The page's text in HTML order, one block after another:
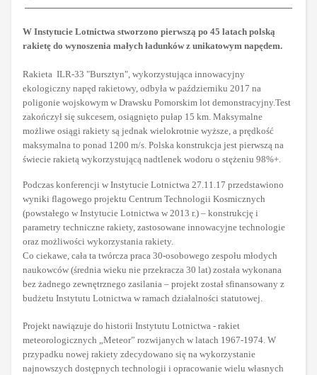
W Instytucie Lotnictwa stworzono pierwszą po 45 latach polską
rakietę do wynoszenia małych ładunków z unikatowym napędem.
Rakieta ILR-33 "Bursztyn", wykorzystująca innowacyjny
ekologiczny napęd rakietowy, odbyła w październiku 2017 na
poligonie wojskowym w Drawsku Pomorskim lot demonstracyjny.Test
zakończył się sukcesem, osiągnięto pułap 15 km. Maksymalne
możliwe osiągi rakiety są jednak wielokrotnie wyższe, a prędkość
maksymalna to ponad 1200 m/s. Polska konstrukcja jest pierwszą na
świecie rakietą wykorzystującą nadtlenek wodoru o stężeniu 98%+.
Podczas konferencji w Instytucie Lotnictwa 27.11.17 przedstawiono
wyniki flagowego projektu Centrum Technologii Kosmicznych
(powstałego w Instytucie Lotnictwa w 2013 r.) – konstrukcję i
parametry techniczne rakiety, zastosowane innowacyjne technologie
oraz możliwości wykorzystania rakiety.
Co ciekawe, cała ta twórcza praca 30-osobowego zespołu młodych
naukowców (średnia wieku nie przekracza 30 lat) została wykonana
bez żadnego zewnętrznego zasilania – projekt został sfinansowany z
budżetu Instytutu Lotnictwa w ramach działalności statutowej.
Projekt nawiązuje do historii Instytutu Lotnictwa - rakiet
meteorologicznych „Meteor” rozwijanych w latach 1967-1974. W
przypadku nowej rakiety zdecydowano się na wykorzystanie
najnowszych dostępnych technologii i opracowanie wielu własnych